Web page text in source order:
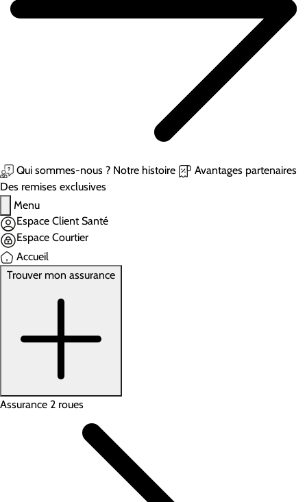
Qui sommes-nous ? Notre histoire
Avantages partenaires
Des remises exclusives
Menu
Espace Client Santé
Espace Courtier
Accueil
Trouver mon assurance
Assurance 2 roues